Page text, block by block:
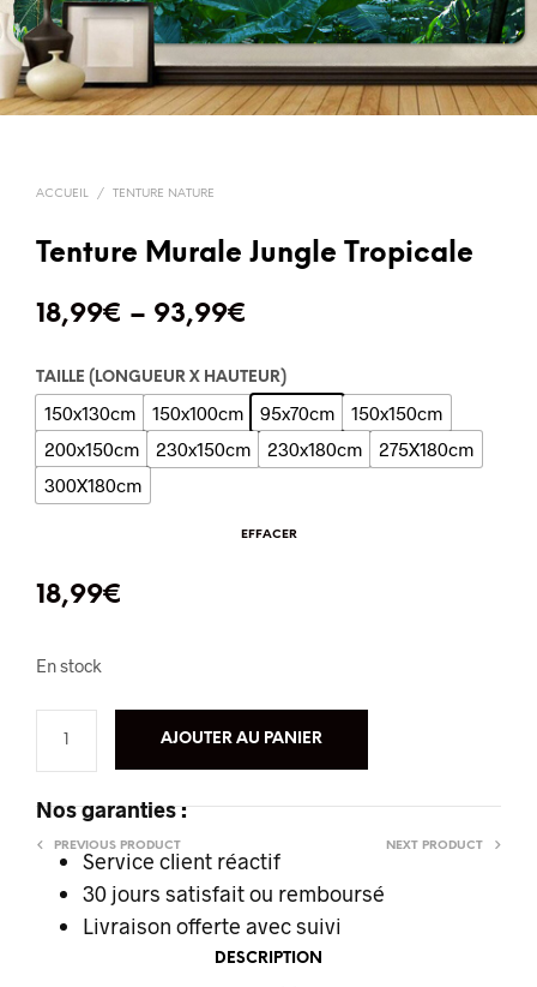
ACCUEIL / TENTURE NATURE
Tenture Murale Jungle Tropicale
18,99€ – 93,99€
TAILLE (LONGUEUR X HAUTEUR)
150x130cm 150x100cm 95x70cm
150x150cm
200x150cm
230x150cm 230x180cm
275X180cm
300X180cm
EFFACER
18,99€
En stock
AJOUTER AU PANIER
Nos garanties :
Service client réactif
30 jours satisfait ou remboursé
Livraison offerteavec suivi
PREVIOUS PRODUCT NEXT PRODUCT
DESCRIPTION